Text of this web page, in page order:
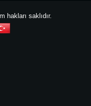
hakları saklıdır.